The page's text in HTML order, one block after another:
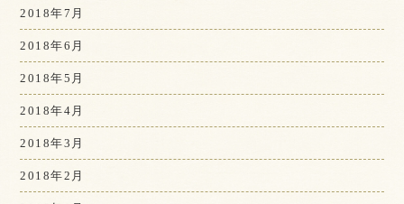
2018年7月
2018年6月
2018年5月
2018年4月
2018年3月
2018年2月